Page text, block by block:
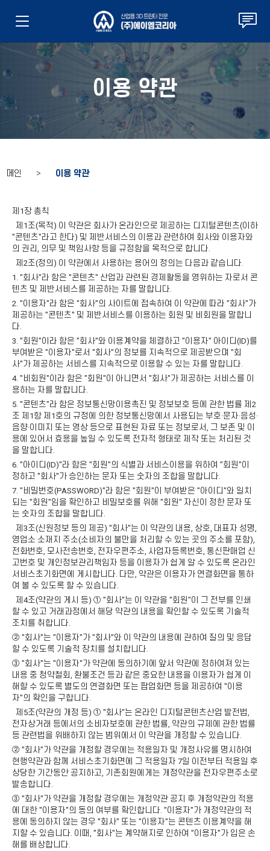
이용 약관
메인 > 이용 약관
제1장 총칙
제1조(목적) 이 약관은 회사가 온라인으로 제공하는 디지털콘텐츠(이하
"콘텐츠"라고 한다) 및 제반서비스의 이용과 관련하여 회사와 이용자와
의 권리, 의무 및 책임사항 등을 규정함을 목적으로 합니다.
제2조(정의) 이 약관에서 사용하는 용어의 정의는 다음과 같습니다.
1. "회사"라 함은 "콘텐츠" 산업과 관련된 경제활동을 영위하는 자로서 콘
텐츠 및 제반서비스를 제공하는 자를 말합니다.
2. "이용자"라 함은 "회사"의 사이트에 접속하여 이 약관에 따라 "회사"가
제공하는 "콘텐츠" 및 제반서비스를 이용하는 회원 및 비회원을 말합니
다.
3. "회원"이라 함은 "회사"와 이용계약을 체결하고 "이용자" 아이디(ID)를
부여받은 "이용자"로서 "회사"의 정보를 지속적으로 제공받으며 "회
사"가 제공하는 서비스를 지속적으로 이용할 수 있는 자를 말합니다.
4. "비회원"이라 함은 "회원"이 아니면서 "회사"가 제공하는 서비스를 이
용하는 자를 말합니다.
5. "콘텐츠"라 함은 정보통신망이용촉진 및 정보보호 등에 관한 법률 제2
조 제1항 제1호의 규정에 의한 정보통신망에서 사용되는 부호·문자·음성·
음향·이미지 또는 영상 등으로 표현된 자료 또는 정보로서, 그 보존 및 이
용에 있어서 효용을 높일 수 있도록 전자적 형태로 제작 또는 처리된 것
을 말합니다.
6. "아이디(ID)"라 함은 "회원"의 식별과 서비스이용을 위하여 "회원"이
정하고 "회사"가 승인하는 문자 또는 숫자의 조합을 말합니다.
7. "비밀번호(PASSWORD)"라 함은 "회원"이 부여받은 "아이디"와 일치
되는 "회원"임을 확인하고 비밀보호를 위해 "회원" 자신이 정한 문자 또
는 숫자의 조합을 말합니다.
제3조(신원정보 등의 제공) "회사"는 이 약관의 내용, 상호, 대표자 성명,
영업소 소재지 주소(소비자의 불만을 처리할 수 있는 곳의 주소를 포함),
전화번호, 모사전송번호, 전자우편주소, 사업자등록번호, 통신판매업 신
고번호 및 개인정보관리책임자 등을 이용자가 쉽게 알 수 있도록 온라인
서비스초기화면에 게시합니다. 다만, 약관은 이용자가 연결화면을 통하
여 볼 수 있도록 할 수 있습니다.
제4조(약관의 게시 등) ① "회사"는 이 약관을 "회원"이 그 전부를 인쇄
할 수 있고 거래과정에서 해당 약관의 내용을 확인할 수 있도록 기술적
조치를 취합니다.
② "회사"는 "이용자"가 "회사"와 이 약관의 내용에 관하여 질의 및 응답
할 수 있도록 기술적 장치를 설치합니다.
③ "회사"는 "이용자"가 약관에 동의하기에 앞서 약관에 정하여져 있는
내용 중 청약철회, 환불조건 등과 같은 중요한 내용을 이용자가 쉽게 이
해할 수 있도록 별도의 연결화면 또는 팝업화면 등을 제공하여 "이용
자"의 확인을 구합니다.
제5조(약관의 개정 등) ① "회사"는 온라인 디지털콘텐츠산업 발전법,
전자상거래 등에서의 소비자보호에 관한 법률, 약관의 규제에 관한 법률
등 관련법을 위배하지 않는 범위에서 이 약관을 개정할 수 있습니다.
② "회사"가 약관을 개정할 경우에는 적용일자 및 개정사유를 명시하여
현행약관과 함께 서비스초기화면에 그 적용일자 7일 이전부터 적용일 후
상당한 기간동안 공지하고, 기존회원에게는 개정약관을 전자우편주소로
발송합니다.
③ "회사"가 약관을 개정할 경우에는 개정약관 공지 후 개정약관의 적용
에 대한 "이용자"의 동의 여부를 확인합니다. "이용자"가 개정약관의 적
용에 동의하지 않는 경우 "회사" 또는 "이용자"는 콘텐츠 이용계약을 해
지할 수 있습니다. 이때, "회사"는 계약해지로 인하여 "이용자"가 입은 손
해를 배상합니다.